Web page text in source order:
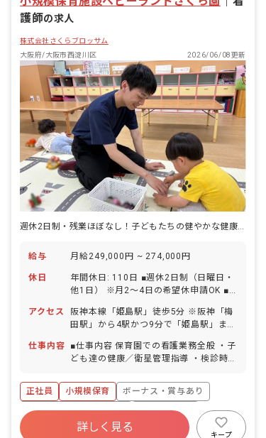
にされていることの実感”が伝わるよう
に、子どもと1対1で関わる時間を大切に
し、子どもの声に耳を傾け受け止めるよ
うにしています。また、日々の保育での
ふれあい遊びを積極的に取り入れ、遊び
からも実感できる環境を目指していま
す。 ・職員間で話し合う機会を設け、子
どもの成長や保護者との関わりについて
共有し、それぞれにあった関わりについ
て日々振り返る時間を作っています。そ
の中でも、子どもの”その子らしさ”を大
切にする保育にも力を入れております。
・職員一人一人が興味のある分野をオン
ラインで研修を受講し、保育のスキルア
ップをしています。
護師の求人
株式会社さくらブロッサム
大阪府/大阪市西淀川区
2026/06/08更新
週休2日制・残業ほぼなし！子どもたちの健やかな健康と安全を見守るお仕事
給与 月給249,000円 ~ 274,000円
休日
年間休日: 110日 ■週休2日制（日曜日・
他1日） ※月2～4日の希望休申請OK ■
休暇（6日間） ■有給休暇（取得率ほぼ
100％／入職日より10日付与／半日単位
から取得可能） ■産前産後・育児休暇
（取得率100％・復帰率100％） ■介
アクセス
阪神本線「姫島駅」徒歩5分 ※阪神「梅
田駅」から4駅かつ9分で「姫島駅」まで
通勤可（無料駐輪場完備／駐車場は自己
手配） ・徒歩5分圏内にコンビニがある
です。 ・北は高槻方面から、東は東大阪
市、西は尼崎市、大阪市内では住吉区、
此花区、淀川区、北区とアクセス良好な
ので多方面から職員が通っています。
仕事内容
■仕事内容 保育園での看護業務全般 ・子
ども達の健康／衛星管理指導 ・検診時の
急処置や病院の付き添い など
正社員 小規模保育
ボーナス・賞与あり
寮・住宅・家賃補助あり
社会保険完備
福利厚生充実 退職金制度
詳しく見る
キープ